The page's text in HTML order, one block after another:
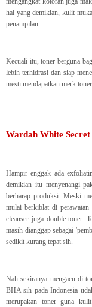
hal yang demikian, kulit
penampilan.
Kecuali itu, toner berguna
lebih terhidrasi dan siap
mesti mendapatkan merk
Wardah White
Hampir enggak ada
demikian itu menyenangi
berharap produksi. Meski
mulai berkiblat di
cleanser juga double toner.
masih dianggap sebagai
sedikit kurang tepat sih.
Nah sekiranya mengacu di
BHA sih pada Indonesia
merupakan toner guna